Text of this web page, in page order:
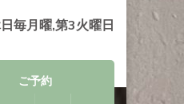
毎月曜,第3火曜日
ご予約